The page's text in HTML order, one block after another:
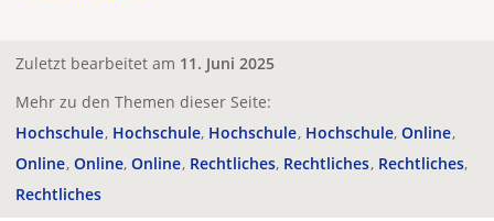
Zuletzt bearbeitet am 11. Juni 2025
Mehr zu den Themen dieser Seite:
Hochschule Hochschule Hochschule Hochschule Online
Online Online Online Rechtliches Rechtliches Rechtliches
Rechtliches